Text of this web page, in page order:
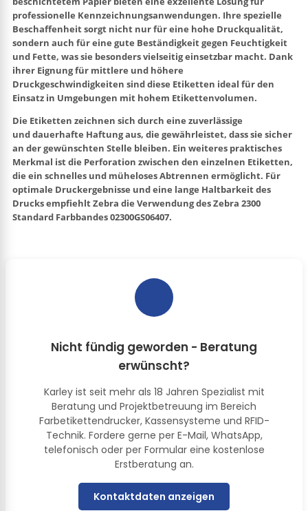
professionelle Kennzeichnungsanwendungen. Ihre spezielle
Beschaffenheit sorgt nicht nur für eine hohe Druckqualität,
sondern auch für eine gute Beständigkeit gegen Feuchtigkeit
und Fette, was sie besonders vielseitig einsetzbar macht. Dank
ihrer Eignung für mittlere und höhere
Druckgeschwindigkeiten sind diese Etiketten ideal für den
Einsatz in Umgebungen mit hohem Etikettenvolumen.
Die Etiketten zeichnen sich durch eine zuverlässige
unddauerhafte Haftungaus, die gewährleistet, dass sie sicher
an der gewünschten Stelle bleiben. Ein weiteres praktisches
Merkmal ist die Perforation zwischen den einzelnen Etiketten,
die ein schnelles und müheloses Abtrennen ermöglicht. Für
optimale Druckergebnisse und eine lange Haltbarkeit des
Drucks empfiehlt Zebra die Verwendung desZebra 2300
Standard Farbbandes02300GS06407.
Nicht fündig geworden - Beratung
erwünscht?
Karley ist seit mehr als 18 Jahren Spezialist mit
Beratung und Projektbetreuung im Bereich
Farbetikettendrucker, Kassensysteme und RFID-
Technik. Fordere gerne per E-Mail, WhatsApp,
telefonisch oder per Formular eine kostenlose
Erstberatung an.
Kontaktdaten anzeigen